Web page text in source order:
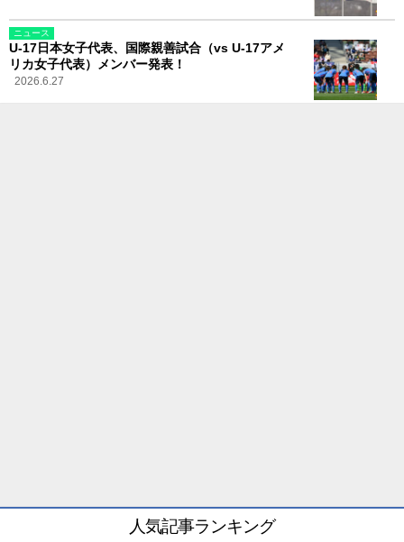
ニュース
U-17日本女子代表、国際親善試合（vs U-17アメ
リカ女子代表）メンバー発表！
2026.6.27
人気記事ランキング